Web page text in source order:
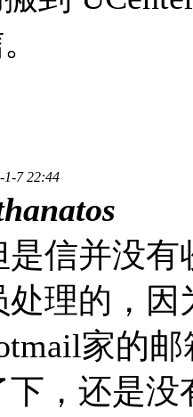
1-7 22:44
是信并没
处理的，
家的
下，还是